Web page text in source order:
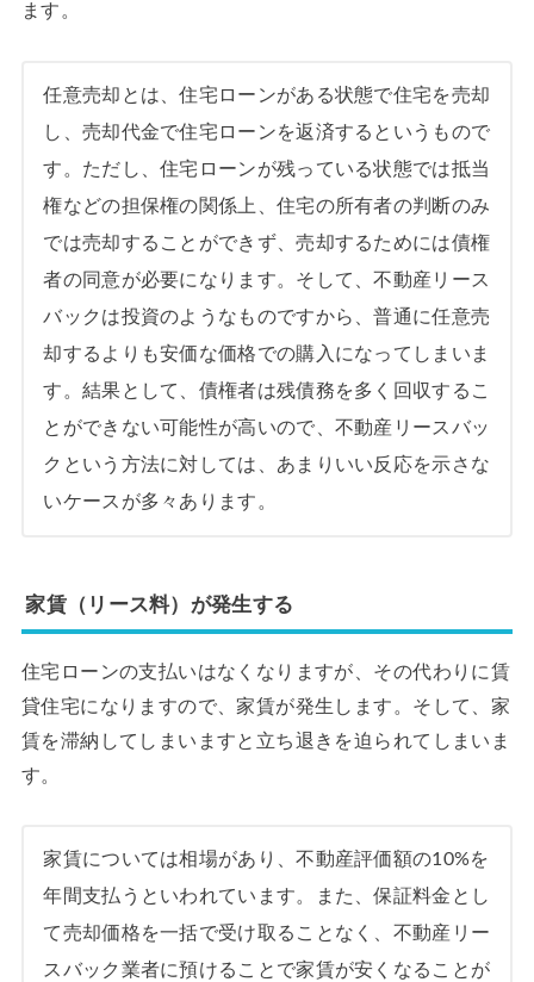
ます。
任意売却とは、住宅ローンがある状態で住宅を売却
し、売却代金で住宅ローンを返済するというもので
す。ただし、住宅ローンが残っている状態では抵当
権などの担保権の関係上、住宅の所有者の判断のみ
では売却することができず、売却するためには債権
者の同意が必要になります。そして、不動産リース
バックは投資のようなものですから、普通に任意売
却するよりも安価な価格での購入になってしまいま
す。結果として、債権者は残債務を多く回収するこ
とができない可能性が高いので、不動産リースバッ
クという方法に対しては、あまりいい反応を示さな
いケースが多々あります。
家賃（リース料）が発生する
住宅ローンの支払いはなくなりますが、その代わりに賃
貸住宅になりますので、家賃が発生します。そして、家
賃を滞納してしまいますと立ち退きを迫られてしまいま
す。
家賃については相場があり、不動産評価額の10%を
年間支払うといわれています。また、保証料金とし
て売却価格を一括で受け取ることなく、不動産リー
スバック業者に預けることで家賃が安くなることが